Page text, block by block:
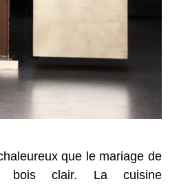
que le mariage de
bois clair. La cuisine